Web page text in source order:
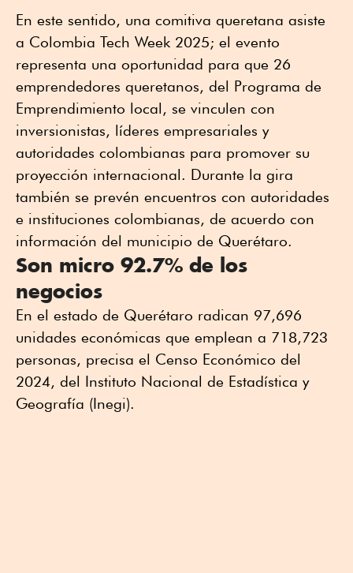
En este sentido, una comitiva queretana asiste
a Colombia Tech Week 2025; el evento
representa una oportunidad para que 26
emprendedores queretanos, del Programa de
Emprendimiento local, se vinculen con
inversionistas, líderes empresariales y
autoridades colombianas para promover su
proyección internacional. Durante la gira
también se prevén encuentros con autoridades
e instituciones colombianas, de acuerdo con
información del municipio de Querétaro.
Son micro 92.7% de los
negocios
En el estado de Querétaro radican 97,696
unidades económicas que emplean a 718,723
personas, precisa el Censo Económico del
2024, del Instituto Nacional de Estadística y
Geografía (Inegi).